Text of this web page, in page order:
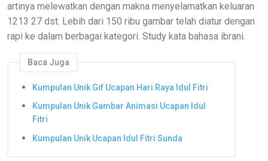
artinya melewatkan dengan makna menyelamatkan keluaran
1213 27 dst. Lebih dari 150 ribu gambar telah diatur dengan
rapi ke dalam berbagai kategori. Study kata bahasa ibrani.
Baca Juga
Kumpulan Unik Gif Ucapan Hari Raya Idul Fitri
Kumpulan Unik Gambar Animasi Ucapan Idul
Fitri
Kumpulan Unik Ucapan Idul Fitri Sunda